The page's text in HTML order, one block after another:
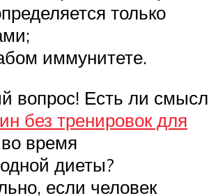
только
иммунитете.
вопрос! Есть ли смысл
без тренировок для
во время
диеты?
если человек